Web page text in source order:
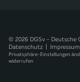
© 2026 DGSv - Deutsche
Datenschutz
Impressum
Privatsphäre-Einstellungen
widerrufen